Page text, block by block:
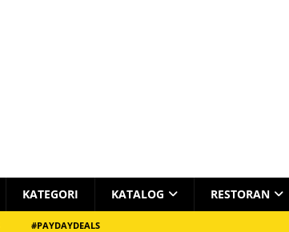
KATEGORI KATALOG RESTORAN
#PAYDAYDEALS